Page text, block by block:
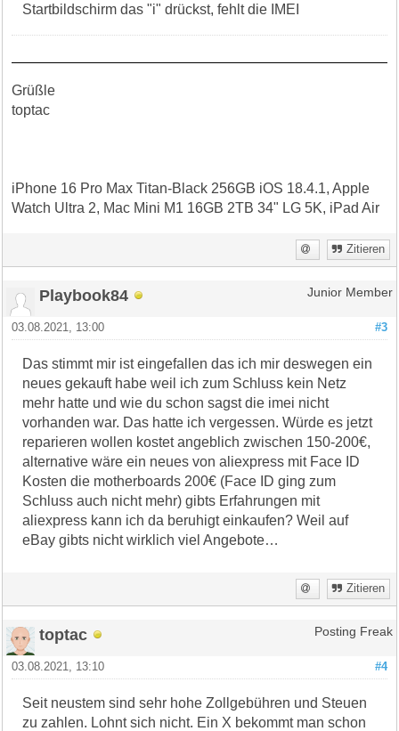
Startbildschirm das "i" drückst, fehlt die IMEI
Grüßle
toptac
iPhone 16 Pro Max Titan-Black 256GB iOS 18.4.1, Apple
Watch Ultra 2, Mac Mini M1 16GB 2TB 34" LG 5K, iPad Air
Zitieren
Playbook84 Junior Member
#3
03.08.2021, 13:00
Das stimmt mir ist eingefallen das ich mir deswegen ein
neues gekauft habe weil ich zum Schluss kein Netz
mehr hatte und wie du schon sagst die imei nicht
vorhanden war. Das hatte ich vergessen. Würde es jetzt
reparieren wollen kostet angeblich zwischen 150-200€,
alternative wäre ein neues von aliexpress mit Face ID
Kosten die motherboards 200€ (Face ID ging zum
Schluss auch nicht mehr) gibts Erfahrungen mit
aliexpress kann ich da beruhigt einkaufen? Weil auf
eBay gibts nicht wirklich viel Angebote…
Zitieren
toptac Posting Freak
#4
03.08.2021, 13:10
Seit neustem sind sehr hohe Zollgebühren und Steuen
zu zahlen. Lohnt sich nicht. Ein X bekommt man schon